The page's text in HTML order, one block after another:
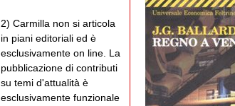
2) Carmilla non si articola
in piani editoriali ed è
esclusivamente on line. La
pubblicazione di contributi
su temi d'attualità è
esclusivamente funzionale